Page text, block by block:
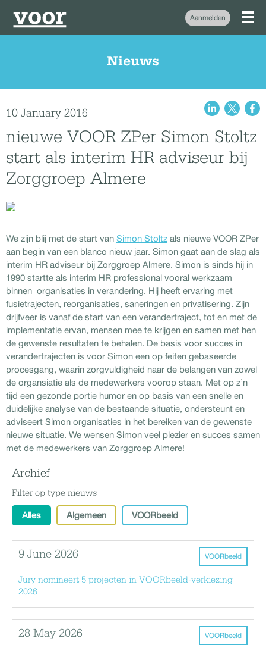
Aanmelden
Nieuws
10 January 2016
nieuwe VOOR ZPer Simon Stoltz
start als interim HR adviseur bij
Zorggroep Almere
We zijn blij met de start van Simon Stoltz als nieuwe VOOR ZPer
aan begin van een blanco nieuw jaar. Simon gaat aan de slag als
interim HR adviseur bij Zorggroep Almere. Simon is sinds hij in
1990 startte als interim HR professional vooral werkzaam
binnen organisaties in verandering. Hij heeft ervaring met
fusietrajecten, reorganisaties, saneringen en privatisering. Zijn
drijfveer is vanaf de start van een verandertraject, tot en met de
implementatie ervan, mensen mee te krijgen en samen met hen
de gewenste resultaten te behalen. De basis voor succes in
verandertrajecten is voor Simon een op feiten gebaseerde
procesgang, waarin zorgvuldigheid naar de belangen van zowel
de organsiatie als de medewerkers voorop staan. Met op z’n
tijd een gezonde portie humor en op basis van een snelle en
duidelijke analyse van de bestaande situatie, ondersteunt en
adviseert Simon organisaties in het bereiken van de gewenste
nieuwe situatie. We wensen Simon veel plezier en succes samen
met de medewerkers van Zorggroep Almere!
Archief
Filter op type nieuws
Alles Algemeen VOORbeeld
VOORbeeld
9 June 2026
Jury nomineert 5 projecten in VOORbeeld-verkiezing
2026
VOORbeeld
28 May 2026